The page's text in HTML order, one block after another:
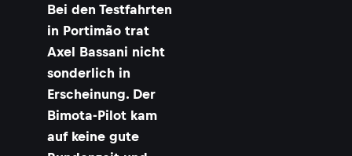
Bei den Testfahrten
in Portimão trat
Axel Bassani nicht
sonderlich in
Erscheinung. Der
Bimota-Pilot kam
auf keine gute